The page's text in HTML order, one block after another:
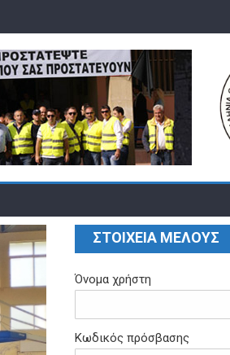
ΣΤΟΙΧΕΙΑ ΜΕΛΟΥΣ
Όνομα χρήστη
Κωδικός πρόσβασης